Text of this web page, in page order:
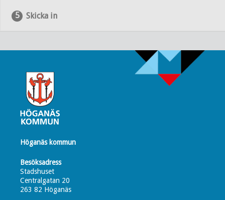
Skicka in
Höganäs kommun
Besöksadress
Stadshuset
Centralgatan 20
263 82 Höganäs